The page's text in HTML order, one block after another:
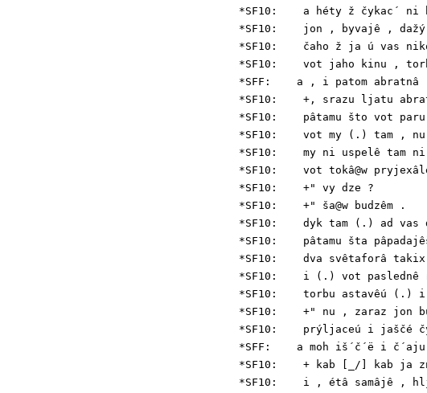
*SF10:    a héty ž čykac´ ni
*SF10:    jon , byvajê ,
*SF10:    čaho ž ja ú vas
*SF10:    vot jaho kinu ,
*SFF:    a , i patom abratnâ
*SF10:    +, srazu ljatu
*SF10:    pâtamu što vot
*SF10:    vot my (.) tam ,
*SF10:    my ni uspelê tam
*SF10:    vot tokâ@w
*SF10:    +" vy dze ?
*SF10:    +" ša@w budzêm .
*SF10:    dyk tam (.) ad
*SF10:    pâtamu šta
*SF10:    dva svêtaforâ
*SF10:    i (.) vot
*SF10:    torbu astavêú (.)
*SF10:    +" nu , zaraz jon
*SF10:    prýljaceú i jaščé
*SFF:    a moh iš´č´ë i
*SF10:    + kab [_/] kab ja
*SF10:    i , étâ samâjê ,